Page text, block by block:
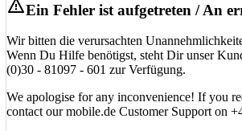
Ein Fehler ist aufgetreten / An
Wir bitten die verursachten
Wenn Du Hilfe benötigst, steht Dir unser
(0)30 - 81097 - 601 zur Verfügung.
We apologise for any inconvenience! If you
contact our mobile.de Customer Support on